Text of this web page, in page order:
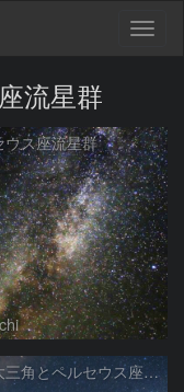
流星群
ウス座流星群
夏の大三角とペルセウス座流星群